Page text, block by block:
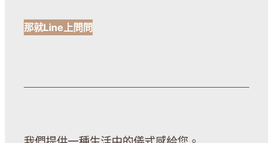
那就Line上問問